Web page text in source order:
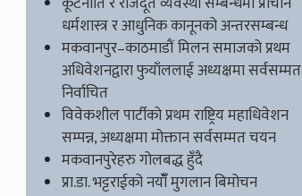
धर्मशास्त्र र आधुनिक कानूनको अन्तरसम्बन्ध
मकवानपुर–काठमाडौं मिलन समाजको प्रथम
अधिवेशनद्वारा फुयाँललाई अध्यक्षमा सर्वसम्मत
निर्वाचित
विवेकशील पार्टीको प्रथम राष्ट्रिय महाधिवेशन
सम्पन्न, अध्यक्षमा मोक्तान सर्वसम्मत चयन
मकवानपुरेहरु गोलबद्ध हुँदै
प्रा.डा. भट्टराईको नयाँँ मुगलान बिमोचन